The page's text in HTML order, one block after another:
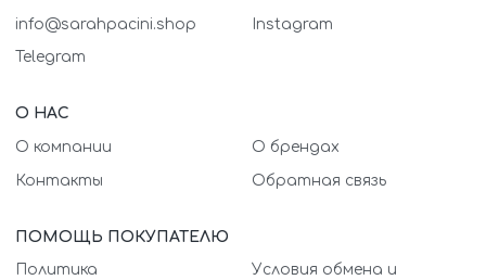
info@sarahpacini.shop Instagram
Telegram
О НАС
О компании О брендах
Контакты Обратная связь
ПОМОЩЬ ПОКУПАТЕЛЮ
Политика Условия обмена и